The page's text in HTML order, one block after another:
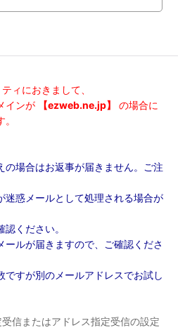
ィにおきまして、
インが
【ezweb.ne.jp】
の場合に
の場合はお返事が届きません。ご注
迷惑メールとして処理される場合が
ください。
ールが届きますので、ご確認くださ
ですが別のメールアドレスでお試し
信またはアドレス指定受信の設定